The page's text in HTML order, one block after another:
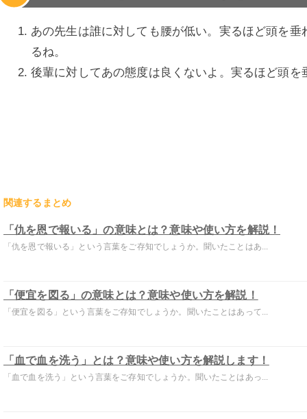
あの先生は誰に対しても腰が低い。実るほど頭を
るね。
後輩に対してあの態度は良くないよ。実るほど頭
関連するまとめ
「仇を恩で報いる」の意味とは？意味や使い方を解説！
「仇を恩で報いる」という言葉をご存知でしょうか。聞いたことはあ...
「便宜を図る」の意味とは？意味や使い方を解説！
「便宜を図る」という言葉をご存知でしょうか。聞いたことはあって...
「血で血を洗う」とは？意味や使い方を解説します！
「血で血を洗う」という言葉をご存知でしょうか。聞いたことはあっ...